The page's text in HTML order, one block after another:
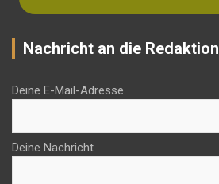
Nachricht an die Redaktion
Deine E-Mail-Adresse
Deine Nachricht